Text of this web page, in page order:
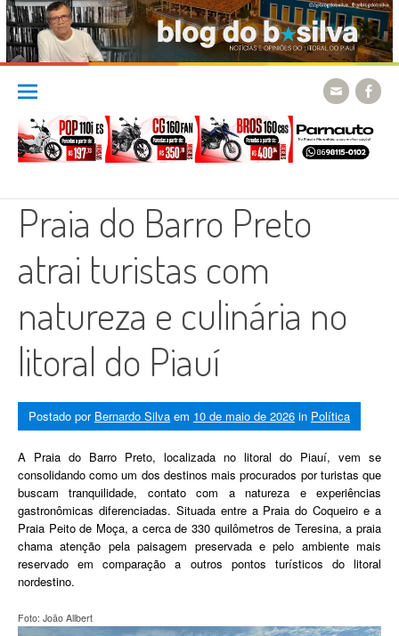
Skip
content
Praia do Barro Preto
atrai turistas com
natureza e culinária no
litoral do Piauí
Postado por Bernardo Silva em 10 de maio de 2026 in Política
A Praia do Barro Preto, localizada no litoral do Piauí, vem se
consolidando como um dos destinos mais procurados por turistas que
buscam tranquilidade, contato com a natureza e experiências
gastronômicas diferenciadas. Situada entre a Praia do Coqueiro e a
Praia Peito de Moça, a cerca de 330 quilômetros de Teresina, a praia
chama atenção pela paisagem preservada e pelo ambiente mais
reservado em comparação a outros pontos turísticos do litoral
nordestino.
Foto: João Allbert